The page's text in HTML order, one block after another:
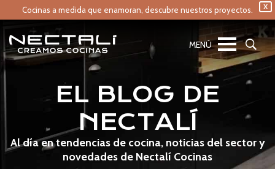
X
Cocinas a medida que enamoran, descubre nuestros proyectos.
EL BLOG DE
NECTALÍ
Al día en tendencias de cocina, noticias del sector y
novedades de Nectalí Cocinas